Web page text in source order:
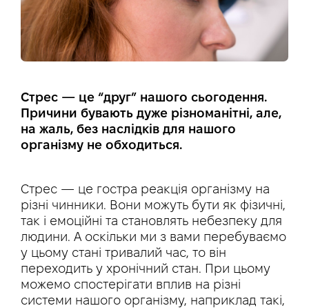
Стрес — це “друг” нашого сьогодення.
Причини бувають дуже різноманітні, але,
на жаль, без наслідків для нашого
організму не обходиться.
Стрес — це гостра реакція організму на
різні чинники. Вони можуть бути як фізичні,
так і емоційні та становлять небезпеку для
людини. А оскільки ми з вами перебуваємо
у цьому стані тривалий час, то він
переходить у хронічний стан. При цьому
можемо спостерігати вплив на різні
системи нашого організму, наприклад такі,